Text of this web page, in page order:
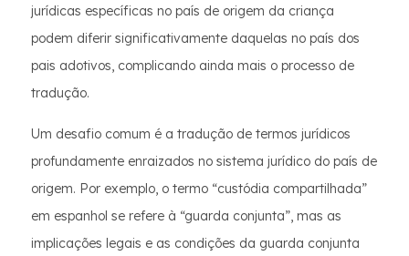
jurídicas específicas no país de origem da criança
podem diferir significativamente daquelas no país dos
pais adotivos, complicando ainda mais o processo de
tradução.
Um desafio comum é a tradução de termos jurídicos
profundamente enraizados no sistema jurídico do país de
origem. Por exemplo, o termo “custódia compartilhada”
em espanhol se refere à “guarda conjunta”, mas as
implicações legais e as condições da guarda conjunta